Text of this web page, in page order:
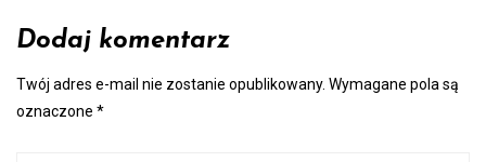
Dodaj komentarz
Twój adres e-mail nie zostanie opublikowany. Wymagane pola są
oznaczone *